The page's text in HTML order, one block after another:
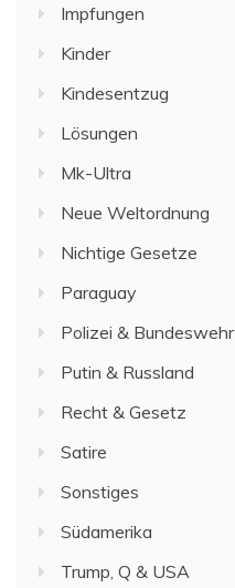
Impfungen
Kinder
Kindesentzug
Lösungen
Mk-Ultra
Neue Weltordnung
Nichtige Gesetze
Paraguay
Polizei & Bundeswehr
Putin & Russland
Recht & Gesetz
Satire
Sonstiges
Südamerika
Trump, Q & USA